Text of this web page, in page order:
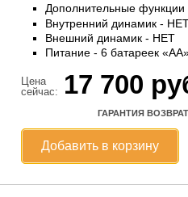
Дополнительные
Внутренний динамик -
Внешний динамик - НЕТ
Питание - 6 батареек
Цена
сейчас:
17 700
ГАРАНТИЯ
Добавить в корзину